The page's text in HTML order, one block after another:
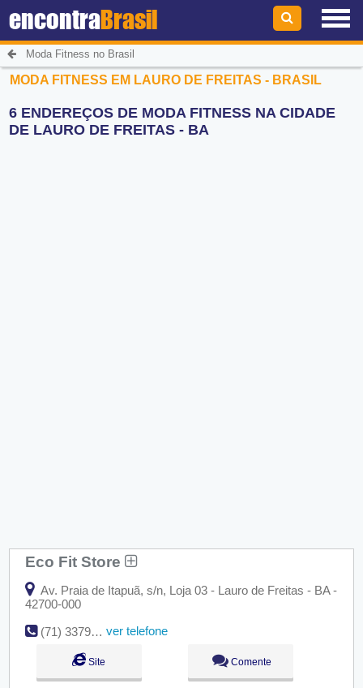
encontraBrasil
Moda Fitness no Brasil
MODA FITNESS EM LAURO DE FREITAS - BRASIL
6 ENDEREÇOS DE MODA FITNESS NA CIDADE
DE LAURO DE FREITAS - BA
Eco Fit Store
Av. Praia de Itapuã, s/n, Loja 03 - Lauro de Freitas - BA -
42700-000
(71) 3379-2537
ver telefone
Site Comente